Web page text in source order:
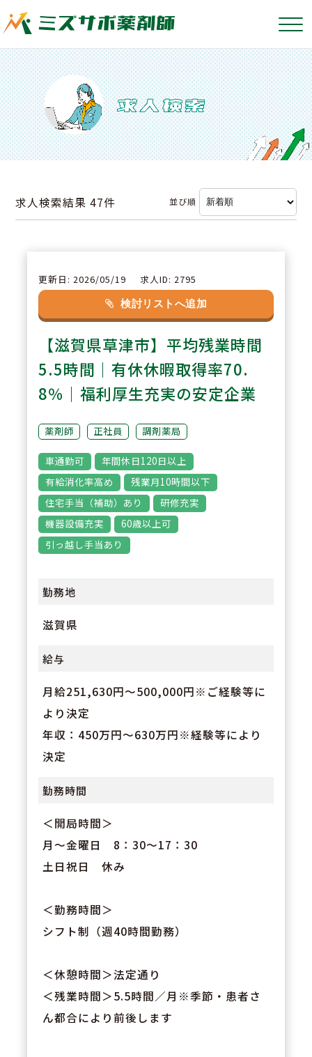
求人検索結果47件 並び順
更新日: 2026/05/19 求人ID: 2795
検討リストへ追加
【滋賀県草津市】平均残業時間
5.5時間｜有休休暇取得率70.
8％｜福利厚生充実の安定企業
薬剤師 正社員 調剤薬局
車通勤可
年間休日120日以上
有給消化率高め
残業月10時間以下
住宅手当（補助）あり
研修充実
機器設備充実
60歳以上可
引っ越し手当あり
勤務地
滋賀県
給与
月給251,630円〜500,000円※ご経験等に
より決定
年収：450万円～630万円※経験等により
決定
勤務時間
＜開局時間＞
月～金曜日 8：30～17：30
土日祝日 休み
＜勤務時間＞
シフト制（週40時間勤務）
＜休憩時間＞法定通り
＜残業時間＞5.5時間／月※季節・患者さ
ん都合により前後します